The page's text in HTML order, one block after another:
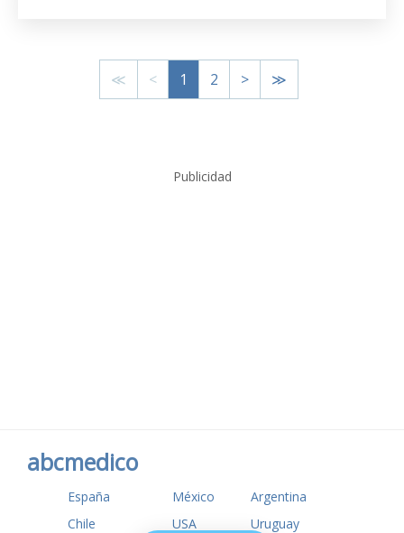
≪ < 1 2 > ≫
Publicidad
abcmedico
España México
Argentina
Chile
USA Uruguay